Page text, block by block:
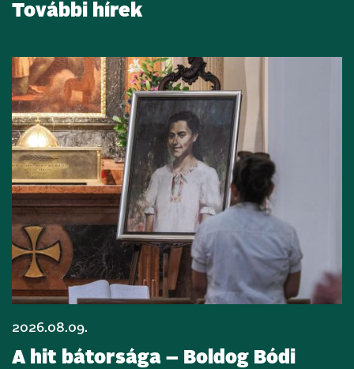
További hírek
2026.08.09.
A hit bátorsága – Boldog Bódi